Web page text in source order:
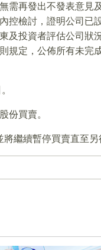
需再發出不發表意見
控檢討，證明公司已
及投資者評估公司狀
規定，公佈所有未完
份買賣。
繼續暫停買賣直至另